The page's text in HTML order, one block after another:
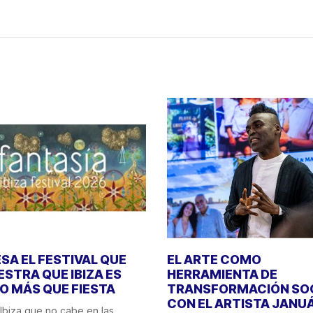
EL FESTIVAL QUE
QUE IBIZA ES
MÁS QUE FIESTA
que no cabe en las
EL ARTE COMO
HERRAMIENTA DE
TRANSFORMACIÓN
CON EL ARTISTA